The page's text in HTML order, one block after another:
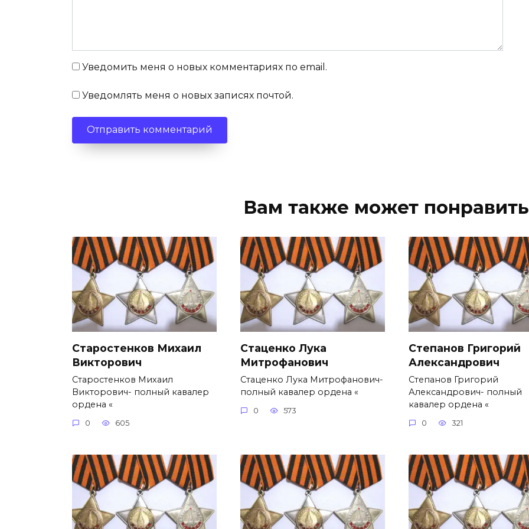
Уведомить меня о новых комментариях по email.
Уведомлять меня о новых записях почтой.
Вам также может
Старостенков Михаил
Викторович
Старостенков Михаил
Викторович- полный кавалер
ордена «
0 605
Стаценко Лука
Митрофанович
Стаценко Лука Митрофанович-
полный кавалер ордена «
0 573
Степанов Григорий
Александро­вич
Степанов Григорий
Александро­вич- полный
кавалер ордена «
0 321